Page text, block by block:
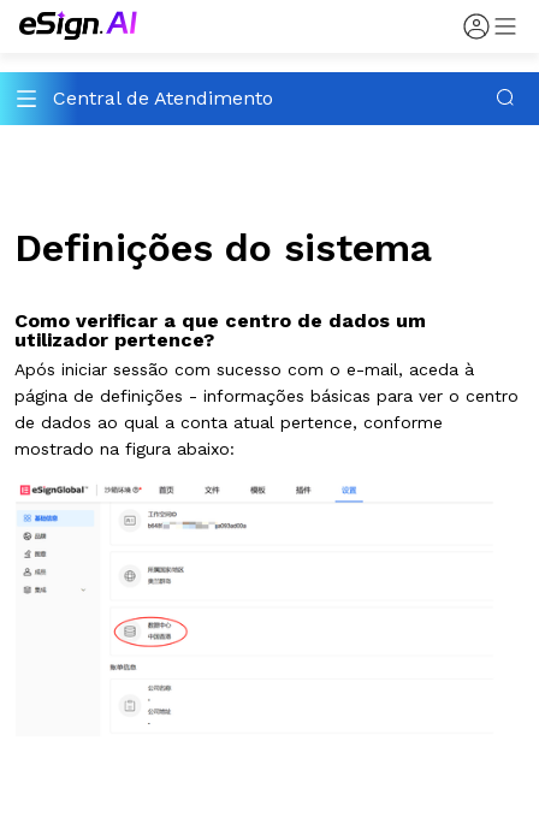
Central de Atendimento
Definições do sistema
Como verificar a que centro de dados um
utilizador pertence?
Após iniciar sessão com sucesso com o e-mail, aceda à
página de definições - informações básicas para ver o centro
de dados ao qual a conta atual pertence, conforme
mostrado na figura abaixo: